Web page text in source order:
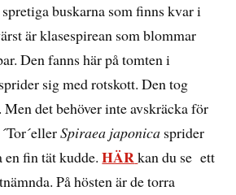
buskarna som finns kvar i
är klasespirean som blommar
Den fanns här på tomten i
sig med rotskott. Den tog
Men det behöver inte avskräcka för
Spiraea japonica sprider
en fin tät kudde.HÄRkan du se ett
På hösten är de torra